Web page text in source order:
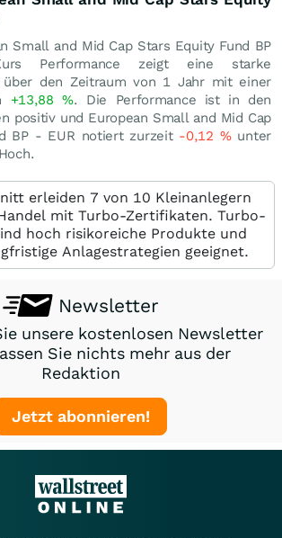
Small and Mid Cap Stars Equity Fund BP
Performance zeigt eine starke
über den Zeitraum von 1 Jahr mit einer
+13,88%. Die Performance ist in den
positiv und European Small and Mid Cap
BP - EUR notiert zurzeit -0,12 %unter
erleiden 7 von 10 Kleinanlegern
mit Turbo-Zertifikaten. Turbo-
hoch risikoreiche Produkte und
Anlagestrategien geeignet.
Newsletter
unsere kostenlosen Newsletter
Sie nichts mehr aus der
Redaktion
Jetzt abonnieren!